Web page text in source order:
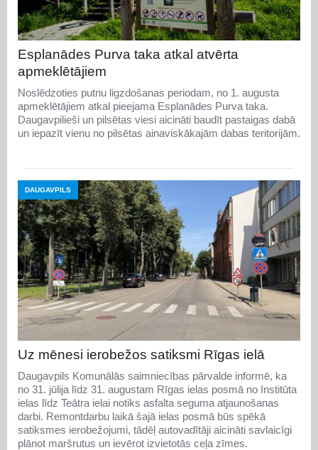
Esplanādes Purva taka atkal atvērta
apmeklētājiem
Noslēdzoties putnu ligzdošanas periodam, no 1. augusta
apmeklētājiem atkal pieejama Esplanādes Purva taka.
Daugavpilieši un pilsētas viesi aicināti baudīt pastaigas dabā
un iepazīt vienu no pilsētas ainaviskākajām dabas teritorijām.
DAUGAVPILS
Uz mēnesi ierobežos satiksmi Rīgas ielā
Daugavpils Komunālās saimniecības pārvalde informē, ka
no 31. jūlija līdz 31. augustam Rīgas ielas posmā no Institūta
ielas līdz Teātra ielai notiks asfalta seguma atjaunošanas
darbi. Remontdarbu laikā šajā ielas posmā būs spēkā
satiksmes ierobežojumi, tādēļ autovadītāji aicināti savlaicīgi
plānot maršrutus un ievērot izvietotās ceļa zīmes.